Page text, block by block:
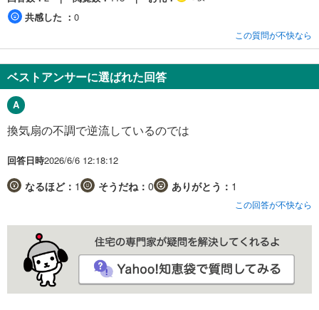
共感した
0
この質問が不快なら
ベストアンサーに選ばれた回答
換気扇の不調で逆流しているのでは
回答日時2026/6/6 12:18:12
なるほど： 1 そうだね： 0 ありがとう： 1
この回答が不快なら